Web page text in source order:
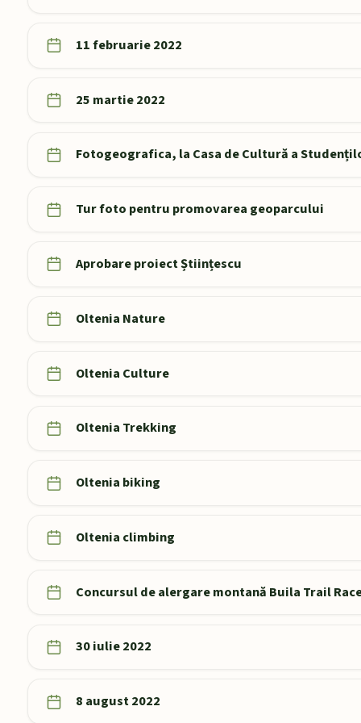
11 februarie 2022
25 martie 2022
Fotogeografica, la Casa de Cultură a
Tur foto pentru promovarea geoparcului
Aprobare proiect Științescu
Oltenia Nature
Oltenia Culture
Oltenia Trekking
Oltenia biking
Oltenia climbing
Concursul de alergare montană Buila Trail
30 iulie 2022
8 august 2022